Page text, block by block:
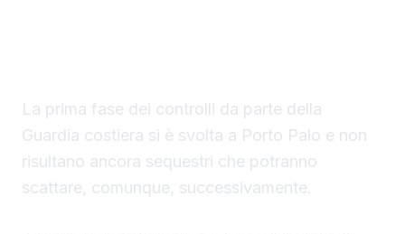
La prima fase dei controlli da parte della
Guardia costiera si è svolta a Porto Palo e non
risultano ancora sequestri che potranno
scattare, comunque, successivamente.